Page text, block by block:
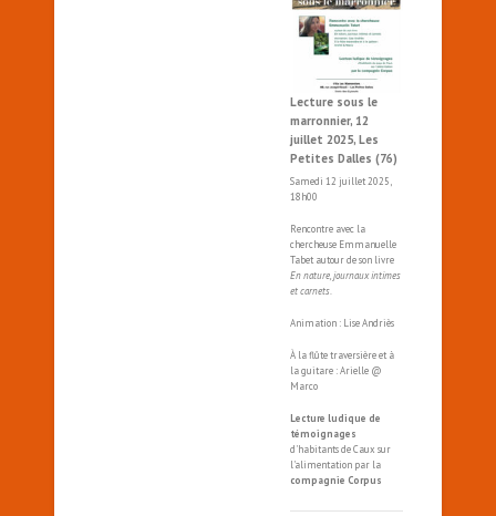
Lecture sous le
marronnier, 12
juillet 2025, Les
Petites Dalles (76)
Samedi 12 juillet 2025,
18h00
Rencontre avec la
chercheuse Emmanuelle
Tabet autour de son livre
En nature, journaux intimes
et carnets
Animation : Lise Andriès
À la flûte traversière et à
la guitare : Arielle @
Marco
Lecture ludique de
témoignages
d'habitants de Caux sur
l'alimentation par la
compagnie Corpus